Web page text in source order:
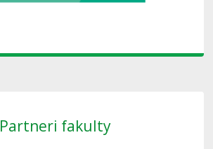
Partneri fakulty